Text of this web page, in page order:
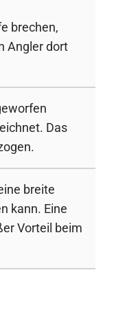
brechen,
Angler dort
Das
breite
kann. Eine
Vorteil beim